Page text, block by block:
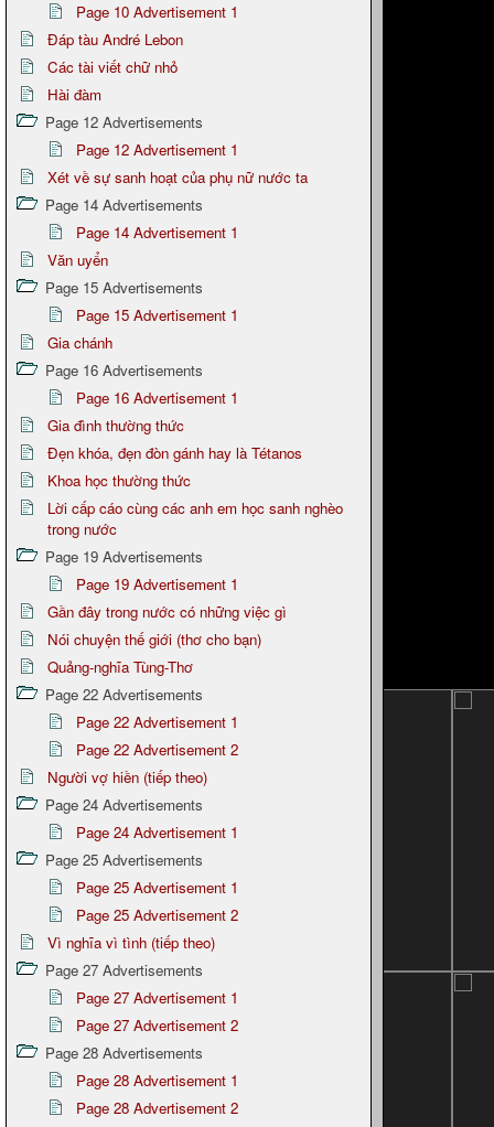
Page 10 Advertisement 1
Đáp tàu André Lebon
Các tài viết chữ nhỏ
Hài đàm
Page 12 Advertisements
Page 12 Advertisement 1
Xét về sự sanh hoạt của phụ nữ nước ta
Page 14 Advertisements
Page 14 Advertisement 1
Văn uyển
Page 15 Advertisements
Page 15 Advertisement 1
Gia chánh
Page 16 Advertisements
Page 16 Advertisement 1
Gia đình thường thức
Đẹn khóa, đẹn đòn gánh hay là Tétanos
Khoa học thường thức
Lời cấp cáo cùng các anh em học sanh nghèo
trong nước
Page 19 Advertisements
Page 19 Advertisement 1
Gần đây trong nước có những việc gì
Nói chuyện thế giới (thơ cho bạn)
Quảng-nghĩa Tùng-Thơ
Page 22 Advertisements
Page 22 Advertisement 1
Page 22 Advertisement 2
Người vợ hiền (tiếp theo)
Page 24 Advertisements
Page 24 Advertisement 1
Page 25 Advertisements
Page 25 Advertisement 1
Page 25 Advertisement 2
Vì nghĩa vì tình (tiếp theo)
Page 27 Advertisements
Page 27 Advertisement 1
Page 27 Advertisement 2
Page 28 Advertisements
Page 28 Advertisement 1
Page 28 Advertisement 2